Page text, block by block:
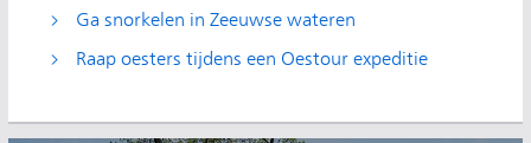
Ga snorkelen in Zeeuwse wateren
Raap oesters tijdens een Oestour expeditie